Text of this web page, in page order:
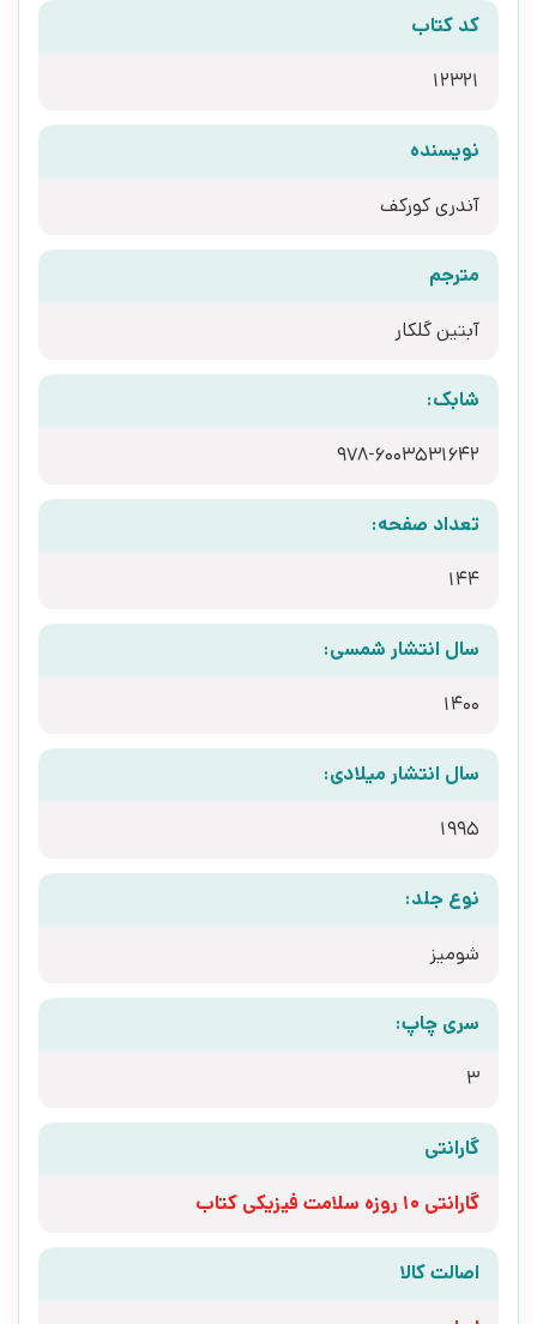
کد کتاب
12321
نویسنده
آندری کورکف
مترجم
آبتین گلکار
شابک:
978-6003531642
تعداد صفحه:
144
سال انتشار شمسی:
1400
سال انتشار میلادی:
1995
نوع جلد:
شومیز
سری چاپ:
3
گارانتی
گارانتی 10 روزه سلامت فیزیکی کتاب
اصالت کالا